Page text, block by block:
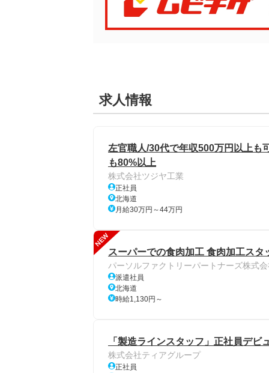
求人情報
左官職人/30代で年収500万円以上も
も80%以上
株式会社ツジヤ工業
正社員
北海道
月給30万円～44万円
NEW
スーパーでの食肉加工 食肉加工スタ
パーソルファクトリーパートナーズ株式
派遣社員
北海道
時給1,130円～
「製造ラインスタッフ」正社員デ
株式会社ティアグループ
正社員